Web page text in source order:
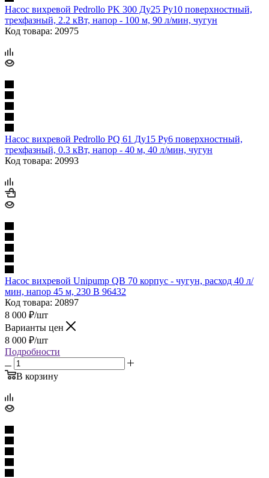
Насос вихревой Pedrollo PK 300 Ду25 Ру10 поверхностный,
трехфазный, 2.2 кВт, напор - 100 м, 90 л/мин, чугун
Код товара: 20975
Насос вихревой Pedrollo PQ 61 Ду15 Ру6 поверхностный,
трехфазный, 0.3 кВт, напор - 40 м, 40 л/мин, чугун
Код товара: 20993
Насос вихревой Unipump QB 70 корпус - чугун, расход 40 л/
мин, напор 45 м, 230 В 96432
Код товара: 20897
8 000 ₽/шт
Варианты цен
8 000 ₽/шт
Подробности
В корзину